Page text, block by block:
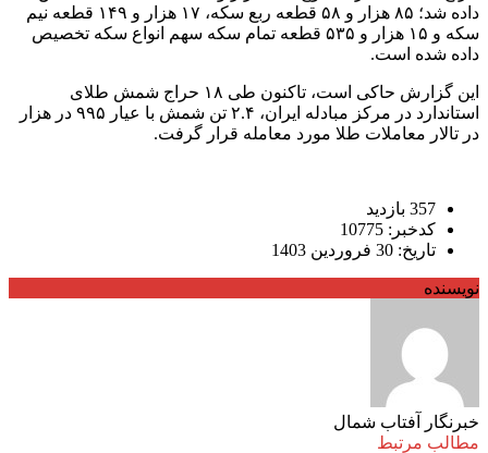
داده شد؛ ۸۵ هزار و ۵۸ قطعه ربع سکه، ۱۷ هزار و ۱۴۹ قطعه نیم
سکه و ۱۵ هزار و ۵۳۵ قطعه تمام سکه سهم انواع سکه تخصیص
داده شده است.
این گزارش حاکی است، تاکنون طی ۱۸ حراج شمش طلای
استاندارد در مرکز مبادله ایران، ۲.۴ تن شمش با عیار ۹۹۵ در هزار
در تالار معاملات طلا مورد معامله قرار گرفت.
357 بازدید
کدخبر: 10775
تاریخ: 30 فروردین 1403
نویسنده
خبرنگار آفتاب شمال
مطالب مرتبط